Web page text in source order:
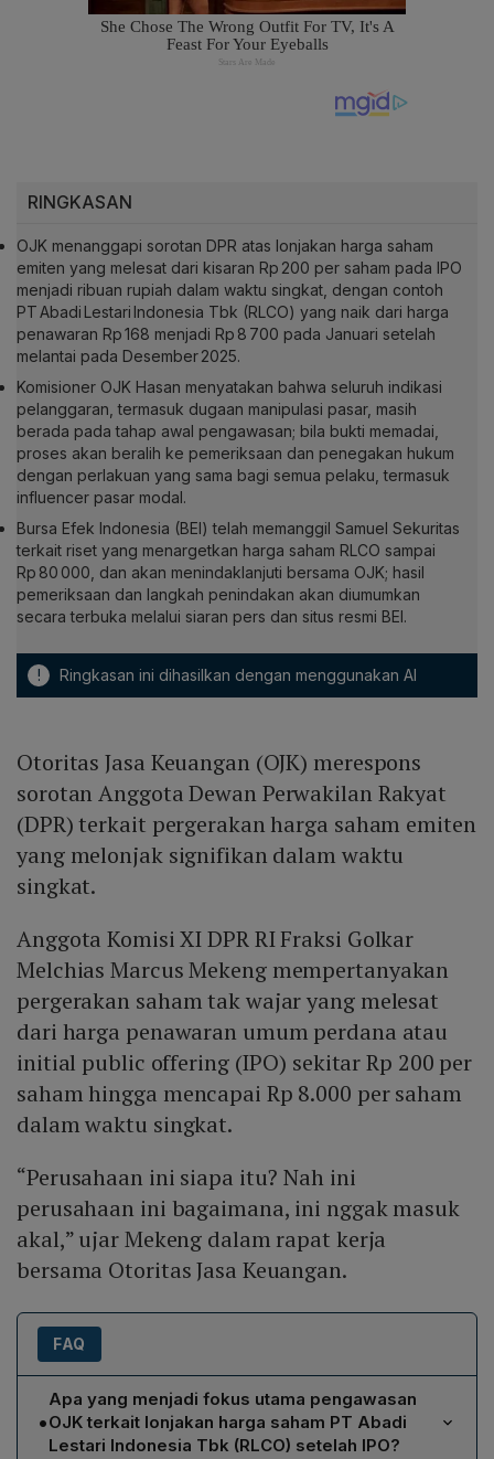
RINGKASAN
OJK menanggapi sorotan DPR atas lonjakan harga saham
emiten yang melesat dari kisaran Rp 200 per saham pada IPO
menjadi ribuan rupiah dalam waktu singkat, dengan contoh
PT Abadi Lestari Indonesia Tbk (RLCO) yang naik dari harga
penawaran Rp 168 menjadi Rp 8 700 pada Januari setelah
melantai pada Desember 2025.
Komisioner OJK Hasan menyatakan bahwa seluruh indikasi
pelanggaran, termasuk dugaan manipulasi pasar, masih
berada pada tahap awal pengawasan; bila bukti memadai,
proses akan beralih ke pemeriksaan dan penegakan hukum
dengan perlakuan yang sama bagi semua pelaku, termasuk
influencer pasar modal.
Bursa Efek Indonesia (BEI) telah memanggil Samuel Sekuritas
terkait riset yang menargetkan harga saham RLCO sampai
Rp 80 000, dan akan menindaklanjuti bersama OJK; hasil
pemeriksaan dan langkah penindakan akan diumumkan
secara terbuka melalui siaran pers dan situs resmi BEI.
! Ringkasan ini dihasilkan dengan menggunakan AI
Otoritas Jasa Keuangan (OJK) merespons
sorotan Anggota Dewan Perwakilan Rakyat
(DPR) terkait pergerakan harga saham emiten
yang melonjak signifikan dalam waktu
singkat.
Anggota Komisi XI DPR RI Fraksi Golkar
Melchias Marcus Mekeng mempertanyakan
pergerakan saham tak wajar yang melesat
dari harga penawaran umum perdana atau
initial public offering (IPO) sekitar Rp 200 per
saham hingga mencapai Rp 8.000 per saham
dalam waktu singkat.
“Perusahaan ini siapa itu? Nah ini
perusahaan ini bagaimana, ini nggak masuk
akal,” ujar Mekeng dalam rapat kerja
bersama Otoritas Jasa Keuangan.
FAQ
•
Apa yang menjadi fokus utama pengawasan
OJK terkait lonjakan harga saham PT Abadi
Lestari Indonesia Tbk (RLCO) setelah IPO?